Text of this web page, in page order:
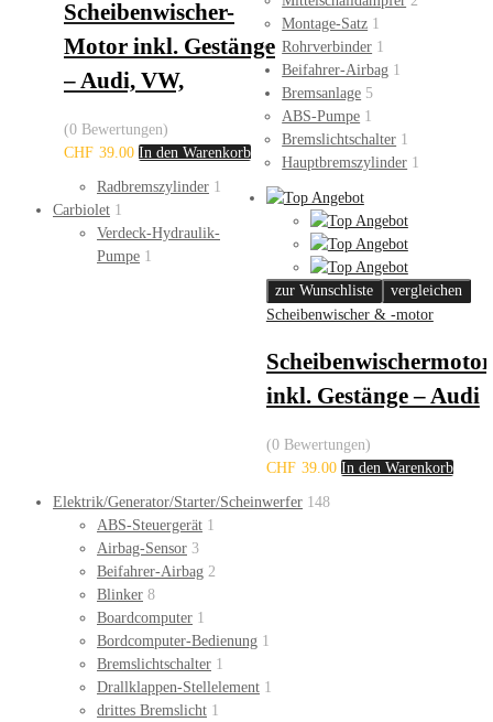
Scheibenwischer-
Motor inkl. Gestänge
– Audi, VW,
(0 Bewertungen)
CHF 39.00 In den Warenkorb
zur Wunschliste
vergleichen
Scheibenwischer & -motor
Scheibenwischermotor
inkl. Gestänge – Audi
(0 Bewertungen)
CHF 39.00 In den Warenkorb
Montage-Satz 1
Rohrverbinder 1
Beifahrer-Airbag 1
Bremsanlage 5
ABS-Pumpe 1
Bremslichtschalter 1
Hauptbremszylinder 1
Radbremszylinder 1
Carbiolet 1
Verdeck-Hydraulik-
Pumpe 1
Elektrik/Generator/Starter/Scheinwerfer 148
ABS-Steuergerät 1
Airbag-Sensor 3
Beifahrer-Airbag 2
Blinker 8
Boardcomputer 1
Bordcomputer-Bedienung 1
Bremslichtschalter 1
Drallklappen-Stellelement 1
drittes Bremslicht 1